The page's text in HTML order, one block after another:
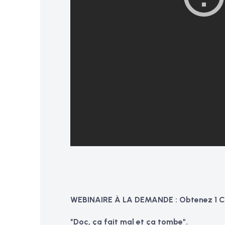
WEBINAIRE À LA DEMANDE : Obtenez 1
"Doc, ça fait mal et ça tombe".